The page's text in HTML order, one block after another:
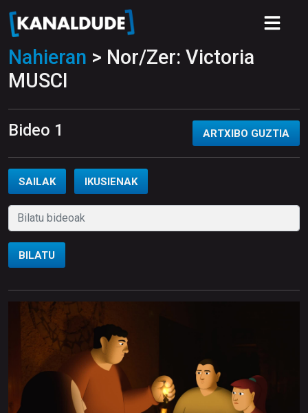
Nahieran > Nor/Zer: Victoria
MUSCI
Bideo 1 ARTXIBO GUZTIA
SAILAK IKUSIENAK
BILATU